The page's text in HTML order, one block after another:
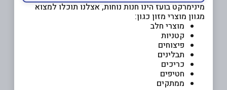
מינימרקט בועז הינו חנות נוחות, אצלנו תוכלו למצוא
מגוון מוצרי מזון כגון:
מוצרי חלב
קטניות
פיצוחים
תבלינים
כריכים
חטיפים
ממתקים